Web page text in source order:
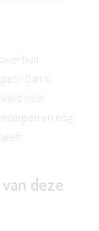
hun
Dan is
voor
en nóg
deze